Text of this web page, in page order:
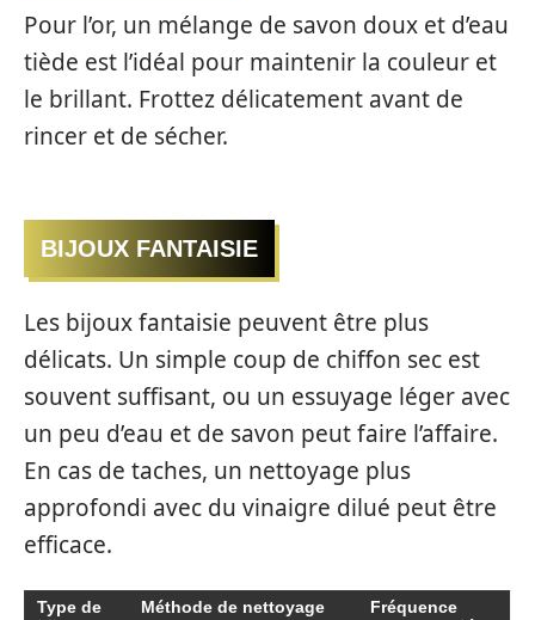
Pour l’or, un mélange de savon doux et d’eau
tiède est l’idéal pour maintenir la couleur et
le brillant. Frottez délicatement avant de
rincer et de sécher.
BIJOUX FANTAISIE
Les bijoux fantaisie peuvent être plus
délicats. Un simple coup de chiffon sec est
souvent suffisant, ou un essuyage léger avec
un peu d’eau et de savon peut faire l’affaire.
En cas de taches, un nettoyage plus
approfondi avec du vinaigre dilué peut être
efficace.
Type de
Méthode de nettoyage
Fréquence